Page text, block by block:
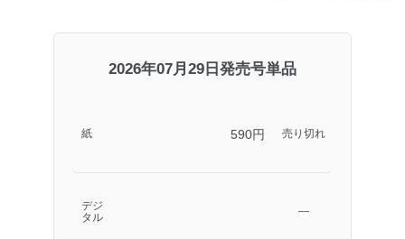
2026年07月29日発売号単品
紙 590円 売り切れ
デジ
タル
―